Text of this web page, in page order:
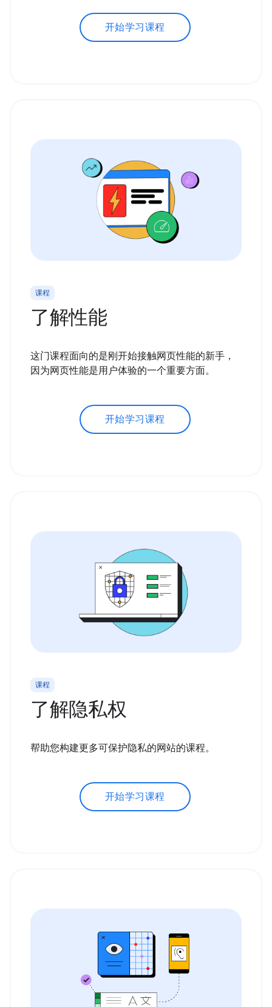
开始学习课程
课程
了解性能
这门课程面向的是刚开始接触网页性能的新手，
因为网页性能是用户体验的一个重要方面。
开始学习课程
课程
了解隐私权
帮助您构建更多可保护隐私的网站的课程。
开始学习课程